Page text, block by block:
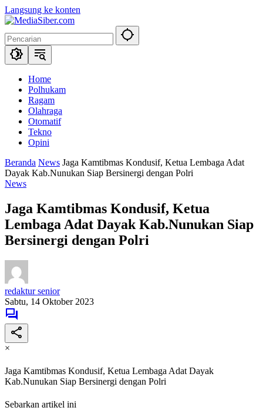
Langsung ke konten
Home
Polhukam
Ragam
Olahraga
Otomatif
Tekno
Opini
Beranda News Jaga Kamtibmas Kondusif, Ketua Lembaga Adat
Dayak Kab.Nunukan Siap Bersinergi dengan Polri
News
Jaga Kamtibmas Kondusif, Ketua
Lembaga Adat Dayak Kab.Nunukan Siap
Bersinergi dengan Polri
redaktur senior
Sabtu, 14 Oktober 2023
×
Jaga Kamtibmas Kondusif, Ketua Lembaga Adat Dayak
Kab.Nunukan Siap Bersinergi dengan Polri
Sebarkan artikel ini